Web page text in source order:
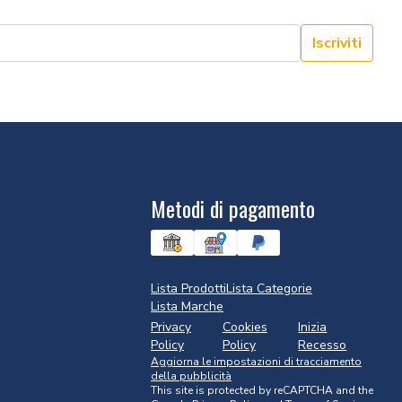
Iscriviti
Metodi di pagamento
Lista ProdottiLista Categorie
Lista Marche
Privacy
Policy
Cookies
Policy
Inizia
Recesso
Aggiorna le impostazioni di tracciamento
della pubblicità
This site is protected by reCAPTCHA and the